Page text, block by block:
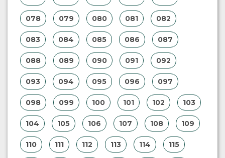
078 079 080 081 082
083 084 085 086 087
088 089 090 091 092
093 094 095 096 097
098 099 100 101 102 103
104 105 106 107 108 109
110 111 112 113 114 115